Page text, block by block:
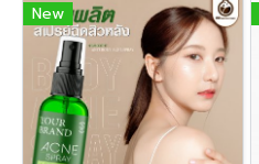
New